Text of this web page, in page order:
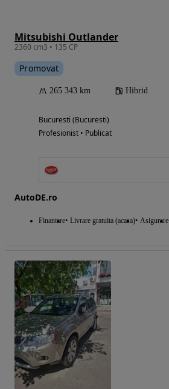
Mitsubishi Outlander
2360 cm3 • 135 CP
Promovat
265 343 km Hibrid
Bucuresti (Bucuresti)
Profesionist • Publicat
AutoDE.ro
Finantare Livrare gratuita (acasa) Asigurare